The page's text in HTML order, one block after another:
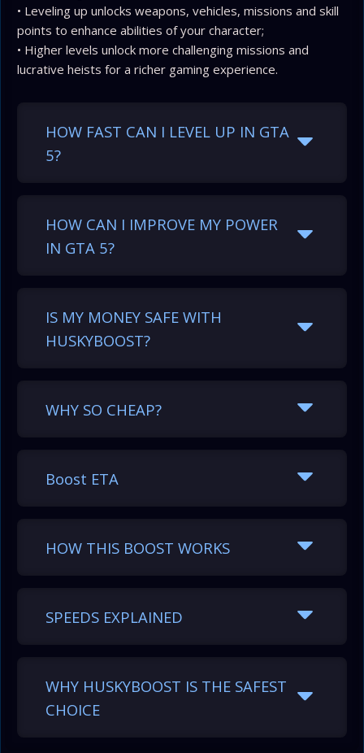
• Leveling up unlocks weapons, vehicles, missions and skill
points to enhance abilities of your character;
• Higher levels unlock more challenging missions and
lucrative heists for a richer gaming experience.
HOW FAST CAN I LEVEL UP IN GTA
5?
HOW CAN I IMPROVE MY POWER
IN GTA 5?
IS MY MONEY SAFE WITH
HUSKYBOOST?
WHY SO CHEAP?
Boost ETA
Level range Days
200–300
HOW THIS BOOST WORKS
SPEEDS EXPLAINED
WHY HUSKYBOOST IS THE SAFEST
CHOICE